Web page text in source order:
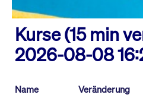
Kurse (15 min
2026-08-08
Name Veränderung